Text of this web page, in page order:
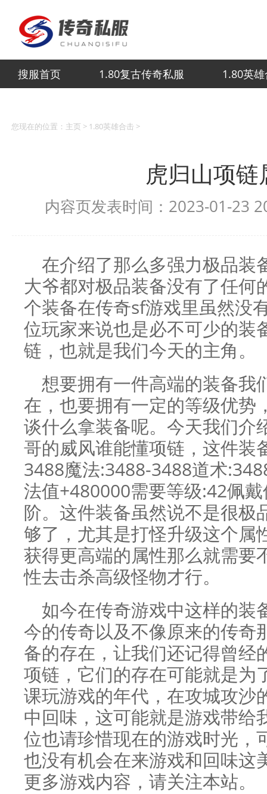
搜服首页 1.80复古传奇私服 1.80英
您现在的位置： 主页 > 1.80英雄合击 >
虎归山项
内容页发表时间：2023-01-23
在介绍了那么多强力极品装
大爷都对极品装备没有了任何
个装备在传奇sf游戏里虽然没
位玩家来说也是必不可少的装
链，也就是我们今天的主角。
想要拥有一件高端的装备我
在，也要拥有一定的等级优势
谈什么拿装备呢。今天我们介
哥的威风谁能懂项链，这件装
3488魔法:3488-3488道术
法值+480000需要等级:42佩
阶。这件装备虽然说不是很极
够了，尤其是打怪升级这个属
获得更高端的属性那么就需要
性去击杀高级怪物才行。
如今在传奇游戏中这样的装
今的传奇以及不像原来的传奇
备的存在，让我们还记得曾经
项链，它们的存在可能就是为
课玩游戏的年代，在攻城攻沙
中回味，这可能就是游戏带给
位也请珍惜现在的游戏时光，
也没有机会在来游戏和回味这
更多游戏内容，请关注本站。